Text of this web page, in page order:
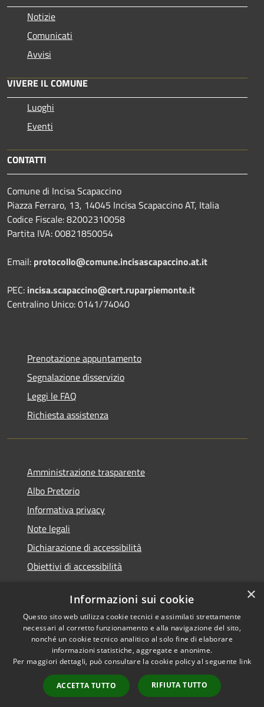
Notizie
Comunicati
Avvisi
VIVERE IL COMUNE
Luoghi
Eventi
CONTATTI
Comune di Incisa Scapaccino
Piazza Ferraro, 13, 14045 Incisa Scapaccino AT, Italia
Codice Fiscale: 82002310058
Partita IVA: 00821850054
Email: protocollo@comune.incisascapaccino.at.it
PEC: incisa.scapaccino@cert.ruparpiemonte.it
Centralino Unico: 0141/74040
Prenotazione appuntamento
Segnalazione disservizio
Leggi le FAQ
Richiesta assistenza
Amministrazione trasparente
Albo Pretorio
Informativa privacy
Note legali
Dichiarazione di accessibilità
Obiettivi di accessibilità
RSS
Accessibilità
Cookie
Mappa del sito
Comune convenzionato
Astigov
Progetto|Convenzione|
Adesioni
•Accesso redazione
×
Informazioni sui cookie
Questo sito web utilizza cookie tecnici e assimilati strettamente
necessari al corretto funzionamento e alla navigazione del sito,
nonché un cookie tecnico analitico al solo fine di elaborare
informazioni statistiche, aggregate e anonime.
Per maggiori dettagli, può consultare la cookie policy al seguente link
ACCETTA TUTTO RIFIUTA TUTTO